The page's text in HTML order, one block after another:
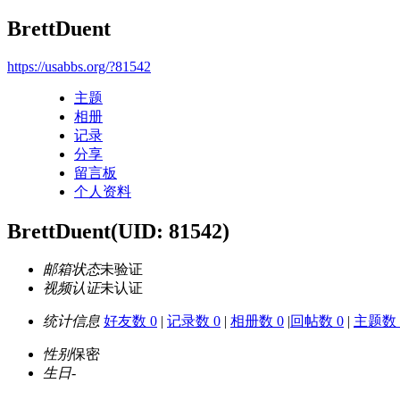
BrettDuent
https://usabbs.org/?81542
主题
相册
记录
分享
留言板
个人资料
BrettDuent(UID: 81542)
邮箱状态未验证
视频认证未认证
统计信息 好友数 0 | 记录数 0 | 相册数 0 |回帖数 0 | 主题数
性别保密
生日-